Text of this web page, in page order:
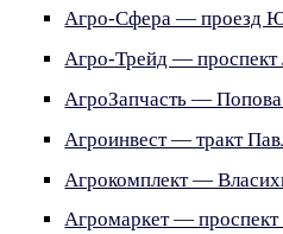
Агро-Сфера — проезд
Агро-Трейд — проспект
АгроЗапчасть — Попова
Агроинвест — тракт
Агрокомплект —
Агромаркет —